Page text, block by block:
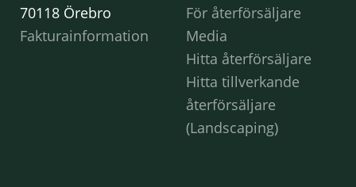
70118 Örebro
Fakturainformation
För återförsäljare
Media
Hitta återförsäljare
Hitta tillverkande
återförsäljare
(Landscaping)